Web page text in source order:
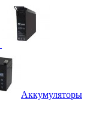
Аккумуляторы